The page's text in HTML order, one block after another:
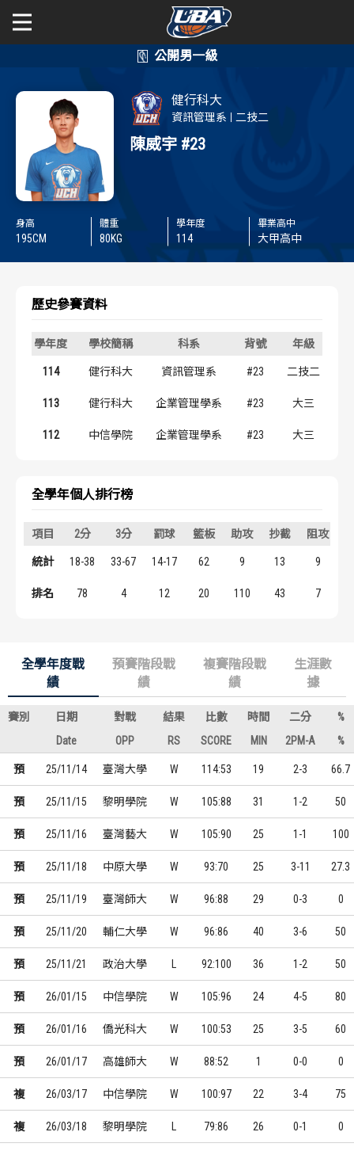
關於富邦人壽UBA
公開男一級 賽事資訊
賽程表
球隊資訊
歷屆冠軍
歷屆個人獎得主
公開女一級
賽事資訊
賽程表
球隊資訊
歷屆冠軍
歷屆個人獎得主
二級與一般組
新聞
健行科大
資訊管理系 二技二
陳威宇 #23
身高
195CM
體重
80KG
學年度
114
畢業高中
大甲高中
歷史參賽資料
學年度 學校簡稱 科系 背號 年級
114 健行科大 資訊管理系 #23 二技二
113 健行科大 企業管理學系 #23 大三
112 中信學院 企業管理學系 #23 大三
全學年個人排行榜
項目 2分 3分 罰球 籃板 助攻 抄截 阻攻
統計 18-38 33-67 14-17 62 9 13 9
排名 78 4 12 20 110 43 7
全學年度戰
績
預賽階段戰
績
複賽階段戰
績
生涯數
據
賽別 日期 對戰 結果 比數 時間 二分
%
Date
OPP RS SCORE MIN 2PM-A %
預 25/11/14 臺灣大學 W 114:53 19 2-3 66.7
預 25/11/15 黎明學院 W 105:88 31 1-2 50
預 25/11/16 臺灣藝大 W 105:90 25 1-1 100
預 25/11/18 中原大學 W 93:70 25 3-11 27.3
預 25/11/19 臺灣師大 W 96:88 29 0-3 0
預 25/11/20 輔仁大學 W 96:86 40 3-6 50
預 25/11/21 政治大學 92:100 36 1-2 50
預 26/01/15 中信學院 W 105:96 24 4-5 80
預 26/01/16 僑光科大 W 100:53 25 3-5 60
預 26/01/17 高雄師大 W 88:52 1 0-0 0
複 26/03/17 中信學院 W 100:97 22 3-4 75
複 26/03/18 黎明學院 79:86 26 0-1 0